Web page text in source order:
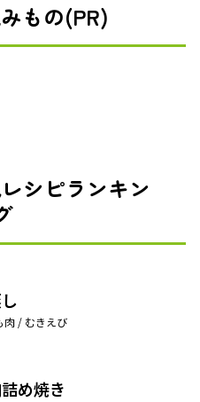
もの(PR)
シピランキン
肉 / むきえび
め焼き